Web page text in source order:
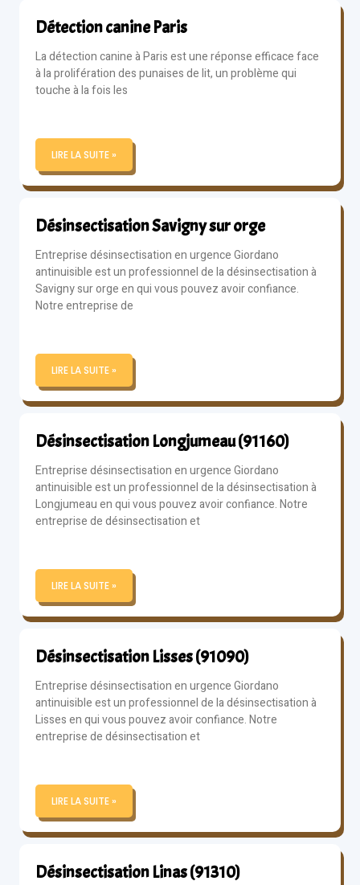
Détection canine Paris
La détection canine à Paris est une réponse efficace face
à la prolifération des punaises de lit, un problème qui
touche à la fois les
LIRE LA SUITE »
Désinsectisation Savigny sur orge
Entreprise désinsectisation en urgence Giordano
antinuisible est un professionnel de la désinsectisation à
Savigny sur orge en qui vous pouvez avoir confiance.
Notre entreprise de
LIRE LA SUITE »
Désinsectisation Longjumeau (91160)
Entreprise désinsectisation en urgence Giordano
antinuisible est un professionnel de la désinsectisation à
Longjumeau en qui vous pouvez avoir confiance. Notre
entreprise de désinsectisation et
LIRE LA SUITE »
Désinsectisation Lisses (91090)
Entreprise désinsectisation en urgence Giordano
antinuisible est un professionnel de la désinsectisation à
Lisses en qui vous pouvez avoir confiance. Notre
entreprise de désinsectisation et
LIRE LA SUITE »
Désinsectisation Linas (91310)